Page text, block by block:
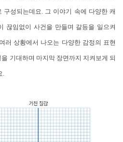
구성되는데요. 그 이야기 속에 다양한 캐
끊임없이 사건을 만들며 갈등을 일으켜
러 상황에서 나오는 다양한 감정의 표현
기대하며 마지막 장면까지 지켜보게 되